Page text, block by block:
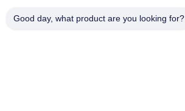
Good day, what product are you looking for?